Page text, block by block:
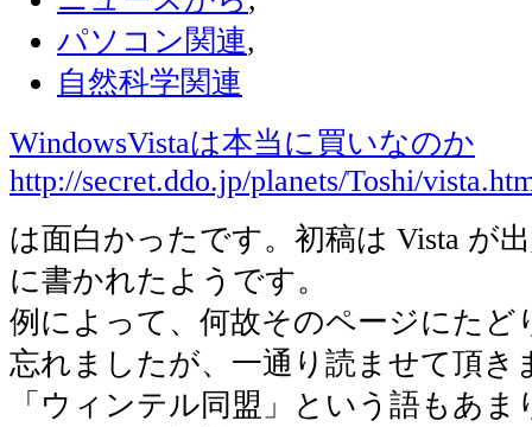
パソコン関連,
自然科学関連
WindowsVistaは本当に買いなのか
http://secret.ddo.jp/planets/Toshi/
は面白かったです。初稿は Vista が
に書かれたようです。
例によって、何故そのページにたど
忘れましたが、一通り読ませて頂き
「ウィンテル同盟」という語もあ